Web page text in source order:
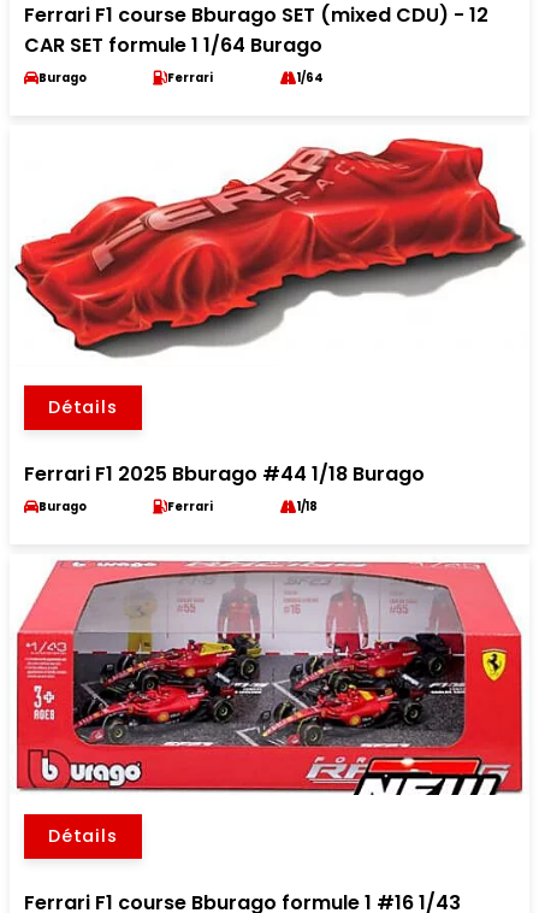
Ferrari F1 course Bburago SET (mixed CDU) - 12
CAR SET formule 1 1/64 Burago
Burago Ferrari 1/64
Détails
Ferrari F1 2025 Bburago #44 1/18 Burago
Burago Ferrari 1/18
Détails
Ferrari F1 course Bburago formule 1 #16 1/43